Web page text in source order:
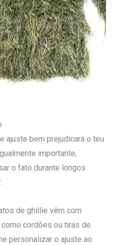
ajuste bem prejudicará o teu
importante,
o fato durante longos
de ghillie vêm com
cordões ou tiras de
personalizar o ajuste ao